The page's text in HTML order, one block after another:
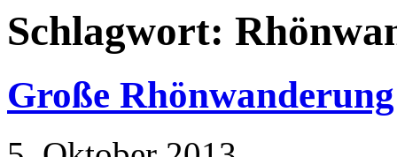
Schlagwort:
Große